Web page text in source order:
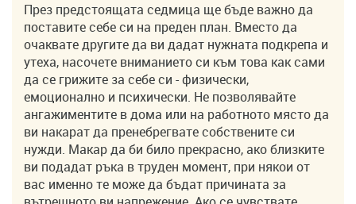
През предстоящата седмица ще бъде важно да
поставите себе си на преден план. Вместо да
очаквате другите да ви дадат нужната подкрепа и
утеха, насочете вниманието си към това как сами
да се грижите за себе си - физически,
емоционално и психически. Не позволявайте
ангажиментите в дома или на работното място да
ви накарат да пренебрегвате собствените си
нужди. Макар да би било прекрасно, ако близките
ви подадат ръка в труден момент, при някои от
вас именно те може да бъдат причината за